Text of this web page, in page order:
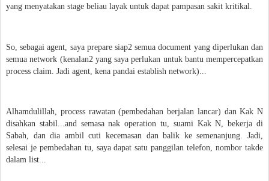
yang menyatakan stage beliau layak untuk dapat pampasan sakit kritikal.
So, sebagai agent, saya prepare siap2 semua document yang diperlukan dan
semua network (kenalan2 yang saya perlukan untuk bantu mempercepatkan
process claim. Jadi agent, kena pandai establish network)...
Alhamdulillah, process rawatan (pembedahan berjalan lancar) dan Kak N
disahkan stabil...and semasa nak operation tu, suami Kak N, bekerja di
Sabah, dan dia ambil cuti kecemasan dan balik ke semenanjung. Jadi,
selesai je pembedahan tu, saya dapat satu panggilan telefon, nombor takde
dalam list...